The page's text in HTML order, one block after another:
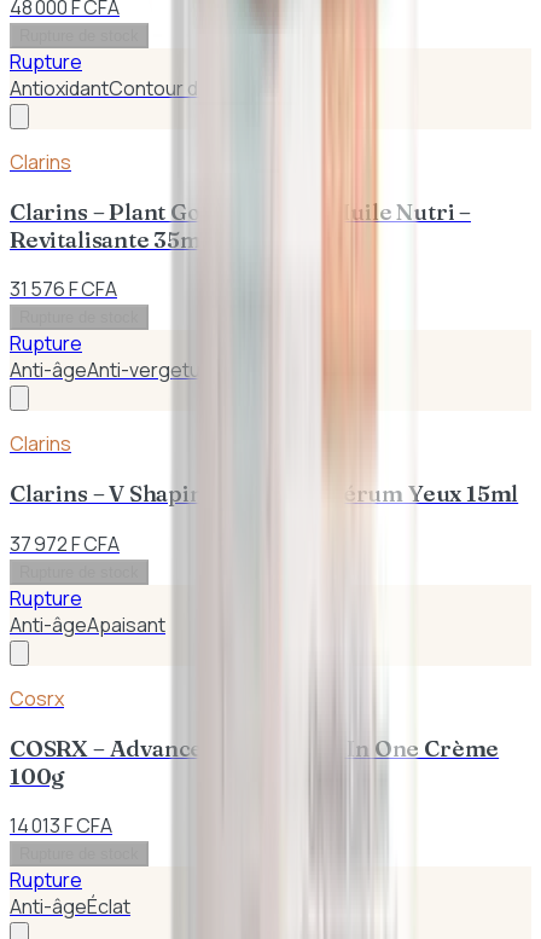
48 000 F CFA
Rupture
AntioxidantContour des Yeux
Clarins
Clarins – Plant Gold Émulsion Huile Nutri –
Revitalisante 35ml
31 576 F CFA
Rupture
Anti-âgeAnti-vergetures
Clarins
Clarins – V Shaping Facial Lift Sérum Yeux 15ml
37 972 F CFA
Rupture
Anti-âgeApaisant
Cosrx
COSRX – Advanced Snail 92 All In One Crème
100g
14 013 F CFA
Rupture
Anti-âgeÉclat